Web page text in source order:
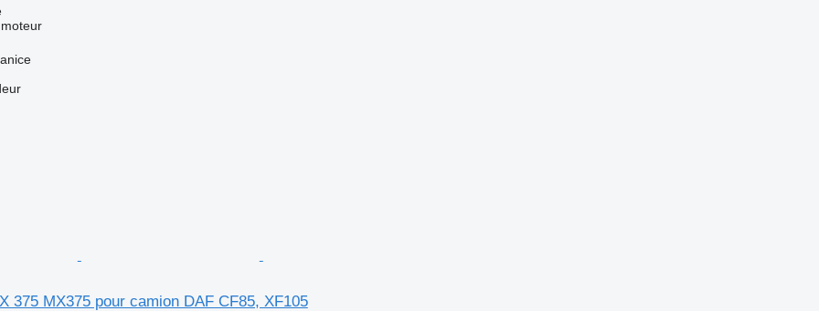
375 MX375 pour camion DAF CF85, XF105